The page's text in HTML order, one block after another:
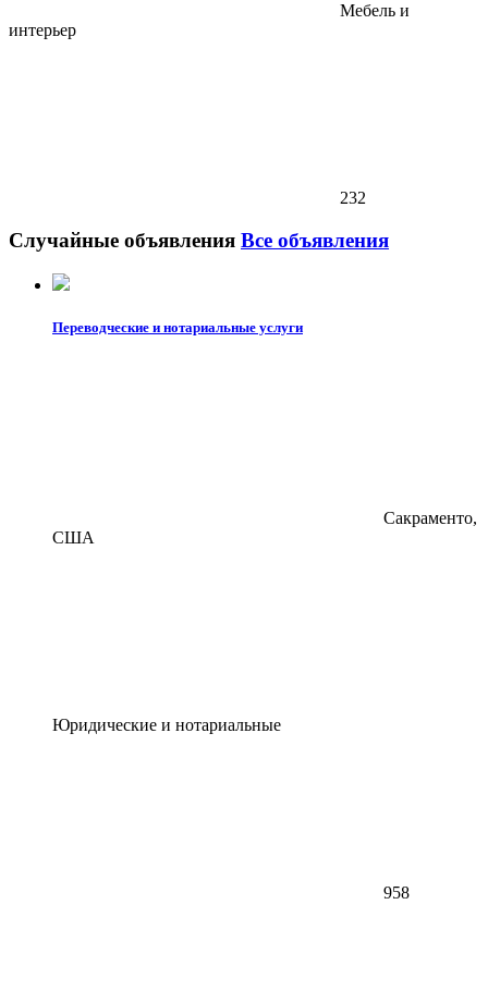
Мебель и
интерьер
232
Случайные объявления Все объявления
Переводческие и нотариальные услуги
Сакраменто,
США
Юридические и нотариальные
958